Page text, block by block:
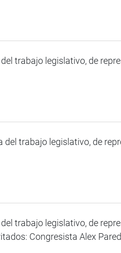
trabajo legislativo, de
trabajo legislativo, de
trabajo legislativo, de
Congresista Alex